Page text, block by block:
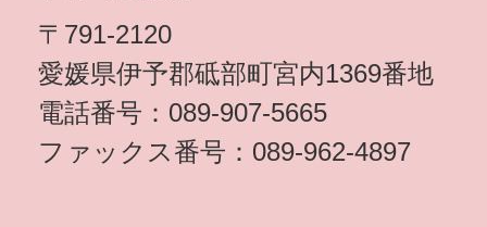
〒791-2120
愛媛県伊予郡砥部町宮内1369番地
電話番号：089-907-5665
ファックス番号：089-962-4897